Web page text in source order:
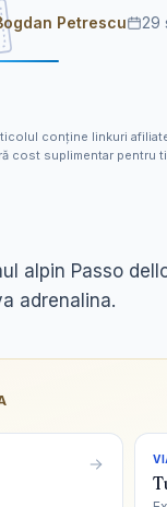
Petrescu 29
conține linkuri
cost suplimentar pentru
alpin Passo
adrenalina.